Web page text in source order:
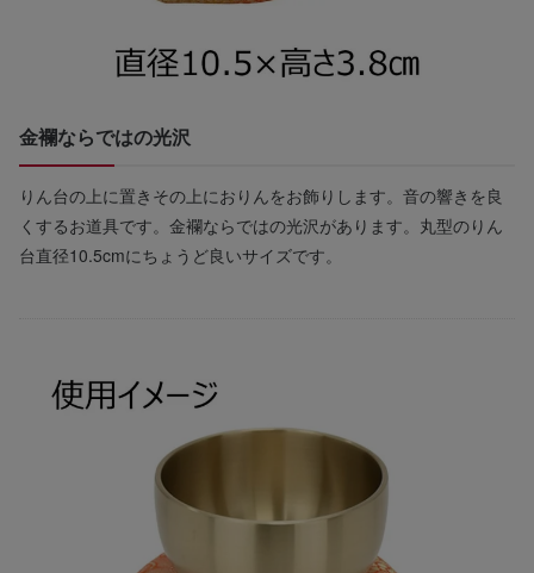
金襴ならではの光沢
りん台の上に置きその上におりんをお飾りします。音の響きを良
くするお道具です。金襴ならではの光沢があります。丸型のりん
台直径10.5cmにちょうど良いサイズです。